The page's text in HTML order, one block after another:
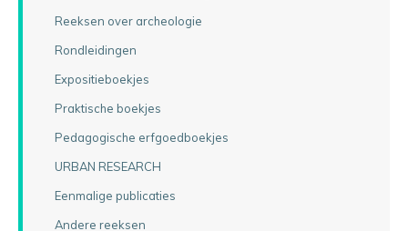
Reeksen over archeologie
Rondleidingen
Expositieboekjes
Praktische boekjes
Pedagogische erfgoedboekjes
URBAN RESEARCH
Eenmalige publicaties
Andere reeksen